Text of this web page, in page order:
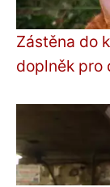
Zástěna do
doplněk pro